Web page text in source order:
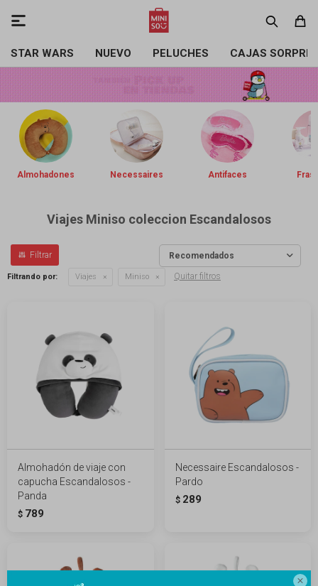

STAR WARS NUEVO PELUCHES CAJAS

Almohadones Necessaires Antifaces
Viajes Miniso coleccion Escandalosos
Recomendados
Filtrando por: Viajes Miniso Quitar filtros
Almohadón de viaje con
capucha Escandalosos -
Panda
$ 789
Necessaire Escandalosos -
Pardo
$ 289